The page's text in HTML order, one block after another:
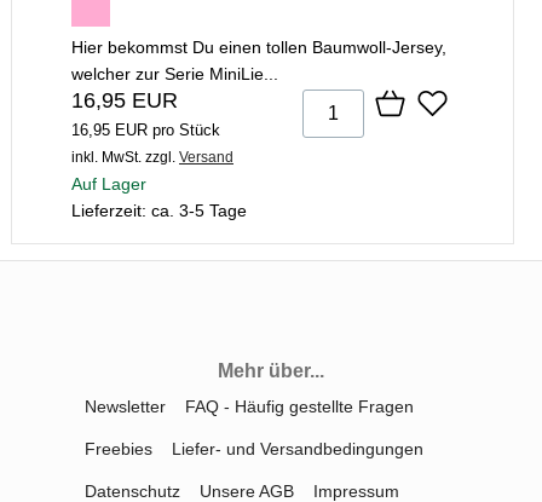
Hier bekommst Du einen tollen Baumwoll-Jersey,
welcher zur Serie MiniLie...
16,95 EUR
16,95 EUR pro Stück
inkl. MwSt. zzgl. Versand
Auf Lager
Lieferzeit: ca. 3-5 Tage
Mehr über...
Newsletter FAQ - Häufig gestellte Fragen
Freebies Liefer- und Versandbedingungen
Datenschutz Unsere AGB Impressum